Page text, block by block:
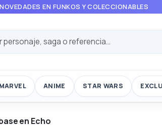
EN FUNKOS Y COLECCIONABLES
MARVEL ANIME STAR WARS
en Echo